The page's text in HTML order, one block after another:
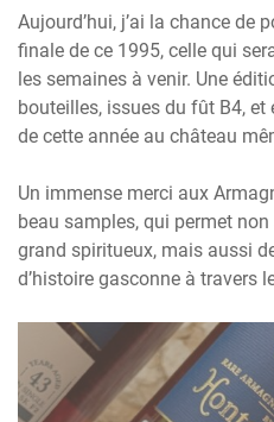
Aujourd’hui, j’ai la chance de
finale de ce 1995, celle qui
les semaines à venir. Une
bouteilles, issues du fût B4,
de cette année au château
Un immense merci aux
beau samples, qui permet
grand spiritueux, mais aussi
d’histoire gasconne à travers